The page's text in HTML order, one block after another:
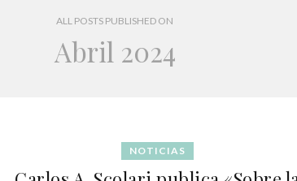
ALL POSTS PUBLISHED ON
Abril 2024
NOTICIAS